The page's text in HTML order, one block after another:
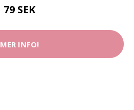
79 SEK
MER INFO!